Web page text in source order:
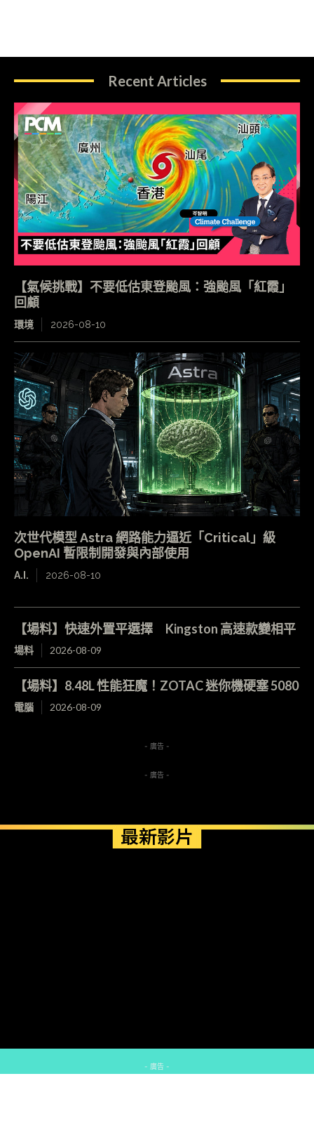
Recent Articles
【氣候挑戰】不要低估東登颱風：強颱風「紅霞」
回顧
環境 2026-08-10
次世代模型 Astra 網路能力逼近「Critical」級
OpenAI 暫限制開發與內部使用
A.I. 2026-08-10
【場料】快速外置平選擇 Kingston 高速款變相平
場料 2026-08-09
【場料】8.48L 性能狂魔！ZOTAC 迷你機硬塞 5080
電腦 2026-08-09
- 廣告 -
- 廣告 -
最新影片
- 廣告 -